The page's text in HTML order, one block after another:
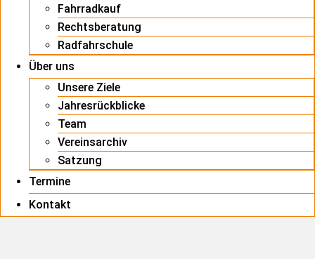
Fahrradkauf
Rechtsberatung
Radfahrschule
Über uns
Unsere Ziele
Jahresrückblicke
Team
Vereinsarchiv
Satzung
Termine
Kontakt